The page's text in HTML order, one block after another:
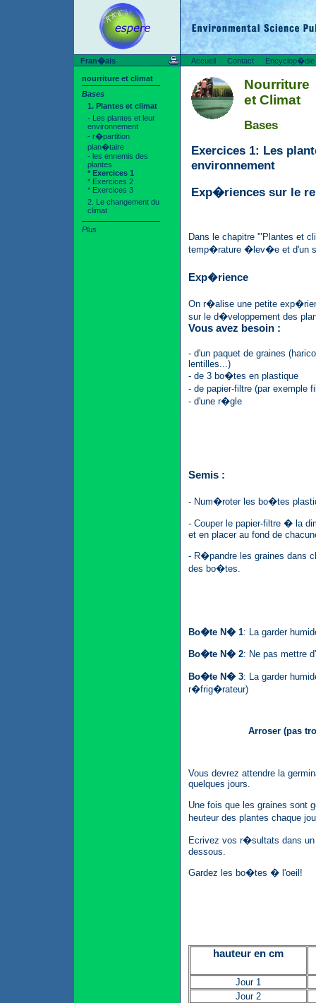
Fran�ais Accueil Contact Encyclop�die
nourriture et climat
Bases
1. Plantes et climat
- Les plantes et leur
environnement
- r�partition
plan�taire
- les ennemis des
plantes
* Exercices 1
* Exercices 2
* Exercices 3
2. Le changement du
climat
Plus
Nourriture
et Climat
Bases
Exercices 1: Les
environnement
Exp�riences sur le
Dans le chapitre '"Plantes et
temp�rature �lev�e et d'un
Exp�rience
On r�alise une petite
sur le d�veloppement des
Vous avez besoin :
- d'un paquet de graines
lentilles...)
- de 3 bo�tes en plastique
- de papier-filtre (par
- d'une r�gle
Semis :
- Num�roter les bo�tes
- Couper le papier-filtre � la
et en placer au fond de
- R�pandre les graines dans
des bo�tes.
Bo�te N� 1: La garder
Bo�te N� 2: Ne pas mettre
Bo�te N� 3: La garder
r�frig�rateur)
Arroser (pas
Vous devrez attendre la
quelques jours.
Une fois que les graines sont
heuteur des plantes chaque
Ecrivez vos r�sultats dans
dessous.
Gardez les bo�tes � l'oeil!
hauteur en cm
Jour 1
Jour 2